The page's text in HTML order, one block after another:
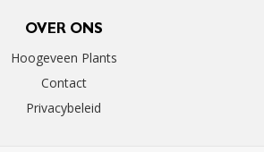
OVER ONS
Hoogeveen Plants
Contact
Privacybeleid